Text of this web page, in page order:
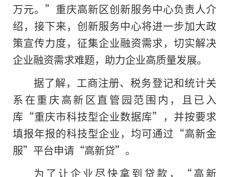
万元。”重庆高新区创新服务中心负责人介
绍，接下来，创新服务中心将进一步加大政
策宣传力度，征集企业融资需求，切实解决
企业融资需求难题，助力企业高质量发展。
据了解，工商注册、税务登记和统计关
系在重庆高新区直管园范围内，且已入
库“重庆市科技型企业数据库”，并按要求
填报年报的科技型企业，均可通过“高新金
服”平台申请“高新贷”。
为了让企业尽快拿到贷款，“高新